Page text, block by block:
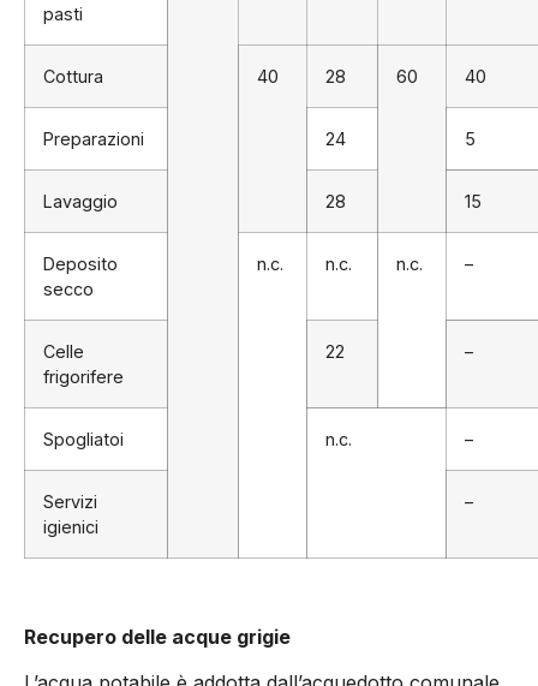
pasti
Cottura 40 28 60 40
Preparazioni 24 5
Lavaggio 28 15
Deposito
secco
n.c. n.c. n.c. –
Celle
frigorifere
22 –
Spogliatoi n.c. –
Servizi
igienici
–
Recupero delle acque grigie